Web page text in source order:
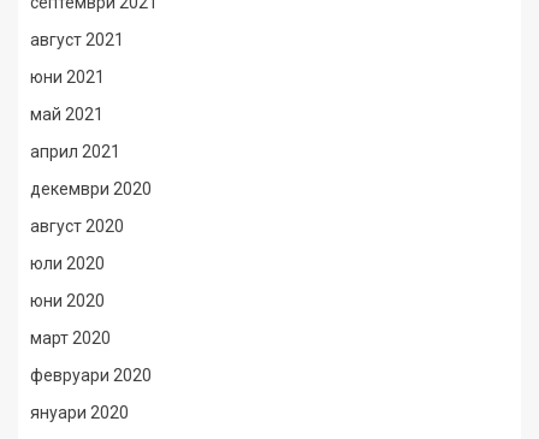
август 2021
юни 2021
май 2021
април 2021
декември 2020
август 2020
юли 2020
юни 2020
март 2020
февруари 2020
януари 2020